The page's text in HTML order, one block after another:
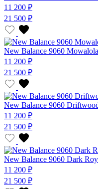
11 200 ₽
21 500 ₽
New Balance 9060
11 200 ₽
21 500 ₽
New Balance 9060
11 200 ₽
21 500 ₽
New Balance 9060 Dark
11 200 ₽
21 500 ₽